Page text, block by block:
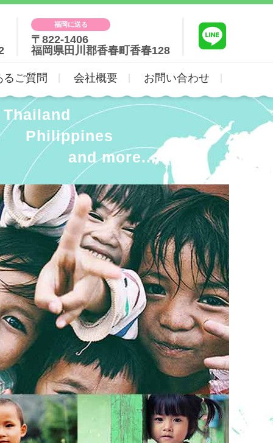
福岡に送る
〒822-1406
福岡県田川郡香春町香春128
るご質問 会社概要 お問い合わせ
Thailand
Philippines
and more...